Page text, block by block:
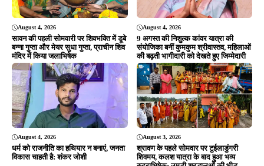
August 4, 2026
सावन की पहली सोमवारी पर शिवभक्ति में डूबे
बन्ना गुप्ता और मेयर सुधा गुप्ता, प्राचीन शिव
मंदिर में किया जलाभिषेक
August 4, 2026
9 अगस्त की निशुल्क कांवर यात्रा की
संयोजिका बनीं कुमकुम श्रीवास्तव, महिलाओं
की बढ़ती भागीदारी को देखते हुए जिम्मेदारी
August 4, 2026
धर्म को राजनीति का हथियार न बनाएं, जनता
विकास चाहती है: शंकर जोशी
August 3, 2026
श्रावण के पहले सोमवार पर टुईलाडुंगरी
शिवमय, कलश यात्रा के बाद हुआ भव्य